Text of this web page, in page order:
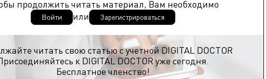
продолжить читать материал, Вам необходимо
Войти или Зарегистрироваться
читать свою статью с учетной DIGITAL DOCTOR
к DIGITAL DOCTOR уже сегодня.
Бесплатное членство!